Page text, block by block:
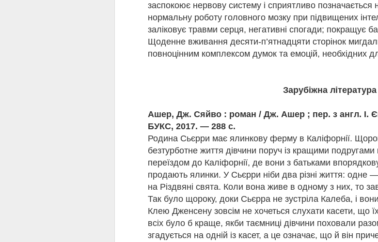
заспокоює нервову систему і сприятливо позначається
нормальну роботу головного мозку при підвищених
заліковує травми серця, негативні спогади; покращує
Щоденне вживання десяти-п’ятнадцяти сторінок
повноцінним комплексом думок та емоцій, необхідних
Зарубіжна література
Ашер, Дж. Сяйво : роман / Дж. Ашер ; пер. з англ. І.
БУКС, 2017. — 288 с.
Родина Сьєрри має ялинкову ферму в Каліфорнії.
безтурботне життя дівчини поруч із кращими
переїздом до Каліфорнії, де вони з батьками
продають ялинки. У Сьєрри ніби два різні життя: одне
на Різдвяні свята. Коли вона живе в одному з них, то
Так було щороку, доки Сьєрра не зустріла Калеба, і
Клею Дженсену зовсім не хочеться слухати касети, що
всіх було б краще, якби таємниці дівчини поховали
згадується на одній із касет, а це означає, що й він
Арчибальд Джозеф Кронін (1896–1981) — славнозвісний
найуспішніших романістів XX століття. Здобув світову славу завдяки
майстерно поєднав свій лікарський досвід, критику суспільства та
твори перекладено багатьма мовами. Більшість із них екранізовані.
Письменник народився 19 липня 1896 року в Кардроссі (Шотландія).
Почав писати у 1930 році під час вимушеної відпустки через
Найвідомішим твором є напівавтобіографічний роман «Цитадель»,
медицини і надихнув створення Національної служби охорони здоров'я
глибокий психологізм, гуманізм та гостре осмислення суспільних
«Ключі від царства», «Зорі дивляться вниз», «Три любові». «Юдине
актуальності, адже порушують вічні питання честі, справедливості,
Світ романів Kроніна не осяяний яскравим сонячним промінням,
життя; у ньому домінують сутінкові тони та відчуття трагедійності
не стає, однак, для них перешкодою для виявлення доброти, милосердя
можливості людини, у її силу та стійкість, у готовність і право
розпадаються родинні зв’язки, гине кохання, втрачаються ілюзії,
стражданням людини. Морально-етична тема, яка так сильно звучить у
соціальної несправедливості й антигуманних порядків.